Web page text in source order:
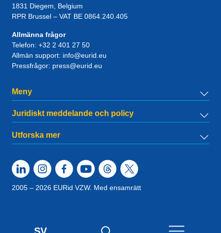
1831 Diegem , Belgium
RPR Brussel – VAT BE 0864.240.405
Allmänna frågor
Telefon: +32 2 401 27 50
Allmän support: info@eurid.eu
Pressfrågor: press@eurid.eu
Meny
Juridiskt meddelande och policy
Utforska mer
2005 – 2026 EURid VZW. Med ensamrätt